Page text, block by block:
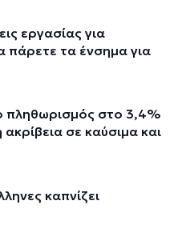
εργασίας για
πάρετε τα ένσημα για
στο 3,4%
ακρίβεια σε καύσιμα και
καπνίζει